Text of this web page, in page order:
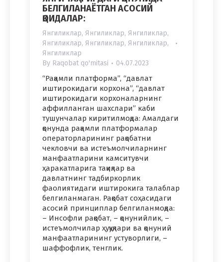
БEЛГИЛАНАЁТГАН АСОСИЙ
ҚОИДАЛАР:
Янгиликлар, Янгиликлар, Янгиликлар,
Янгиликлар, Янгиликлар, Янгиликлар,
Янгиликлар
By Raqobat qo'mitasi 04.07.2023
“Рақамли платформа”, “давлат
иштирокидаги корхона”, “давлат
иштирокидаги корхоналарнинг
аффилланган шахслари” каби
тушунчалар киритилмоқда: Амалдаги
қонунда рақамли платформалар
операторларининг рақобатни
чекловчи ва истеъмолчиларнинг
манфаатларини камситувчи
ҳаракатларига тақиқлар ва
давлатнинг тадбиркорлик
фаолиятидаги иштирокига талаблар
белгиланмаган. Рақобат соҳасидаги
асосий принциплар белгиланмоқда:
– Инсофли рақобат, – қонунийлик, –
истеъмолчилар ҳуқуқлари ва қонуний
манфаатларининг устуворлиги, –
шаффофлик, тенглик.